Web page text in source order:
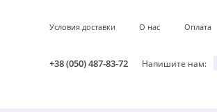
Условия доставки О нас Оплата
+38 (050) 487-83-72 Напишите нам: